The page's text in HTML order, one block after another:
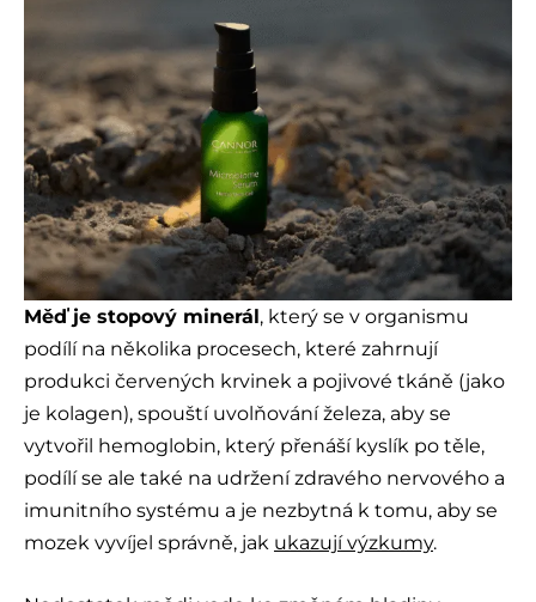
Měď je stopový minerál, který se v organismu
podílí na několika procesech, které zahrnují
produkci červených krvinek a pojivové tkáně (jako
je kolagen), spouští uvolňování železa, aby se
vytvořil hemoglobin, který přenáší kyslík po těle,
podílí se ale také na udržení zdravého nervového a
imunitního systému a je nezbytná k tomu, aby se
mozek vyvíjel správně, jak ukazují výzkumy.